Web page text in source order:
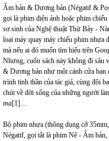
Âm bản & Dương bản (Négatif &
gọi là phim điện ảnh hoặc phim
sơ sinh của Nghệ thuật Thứ Bảy -
loại máy quay máy chiếu phim nhựa
mà nếu ai đó muốn tìm hiểu trên
Nhưng, cuốn sách này không đi sâu
& Dương bản như một cánh cửa ban
trình tinh thần của tác giả, cùng đôi
chút về đời sống của những người
ma[1]…
Bộ phim nhựa (thông dụng cỡ
Négatif, gọi tắt là phim Nê - Âm